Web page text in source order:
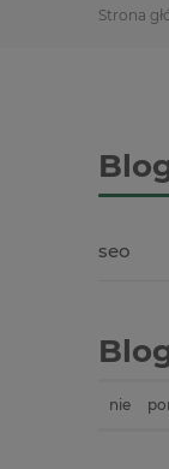
Strona
seo
nie